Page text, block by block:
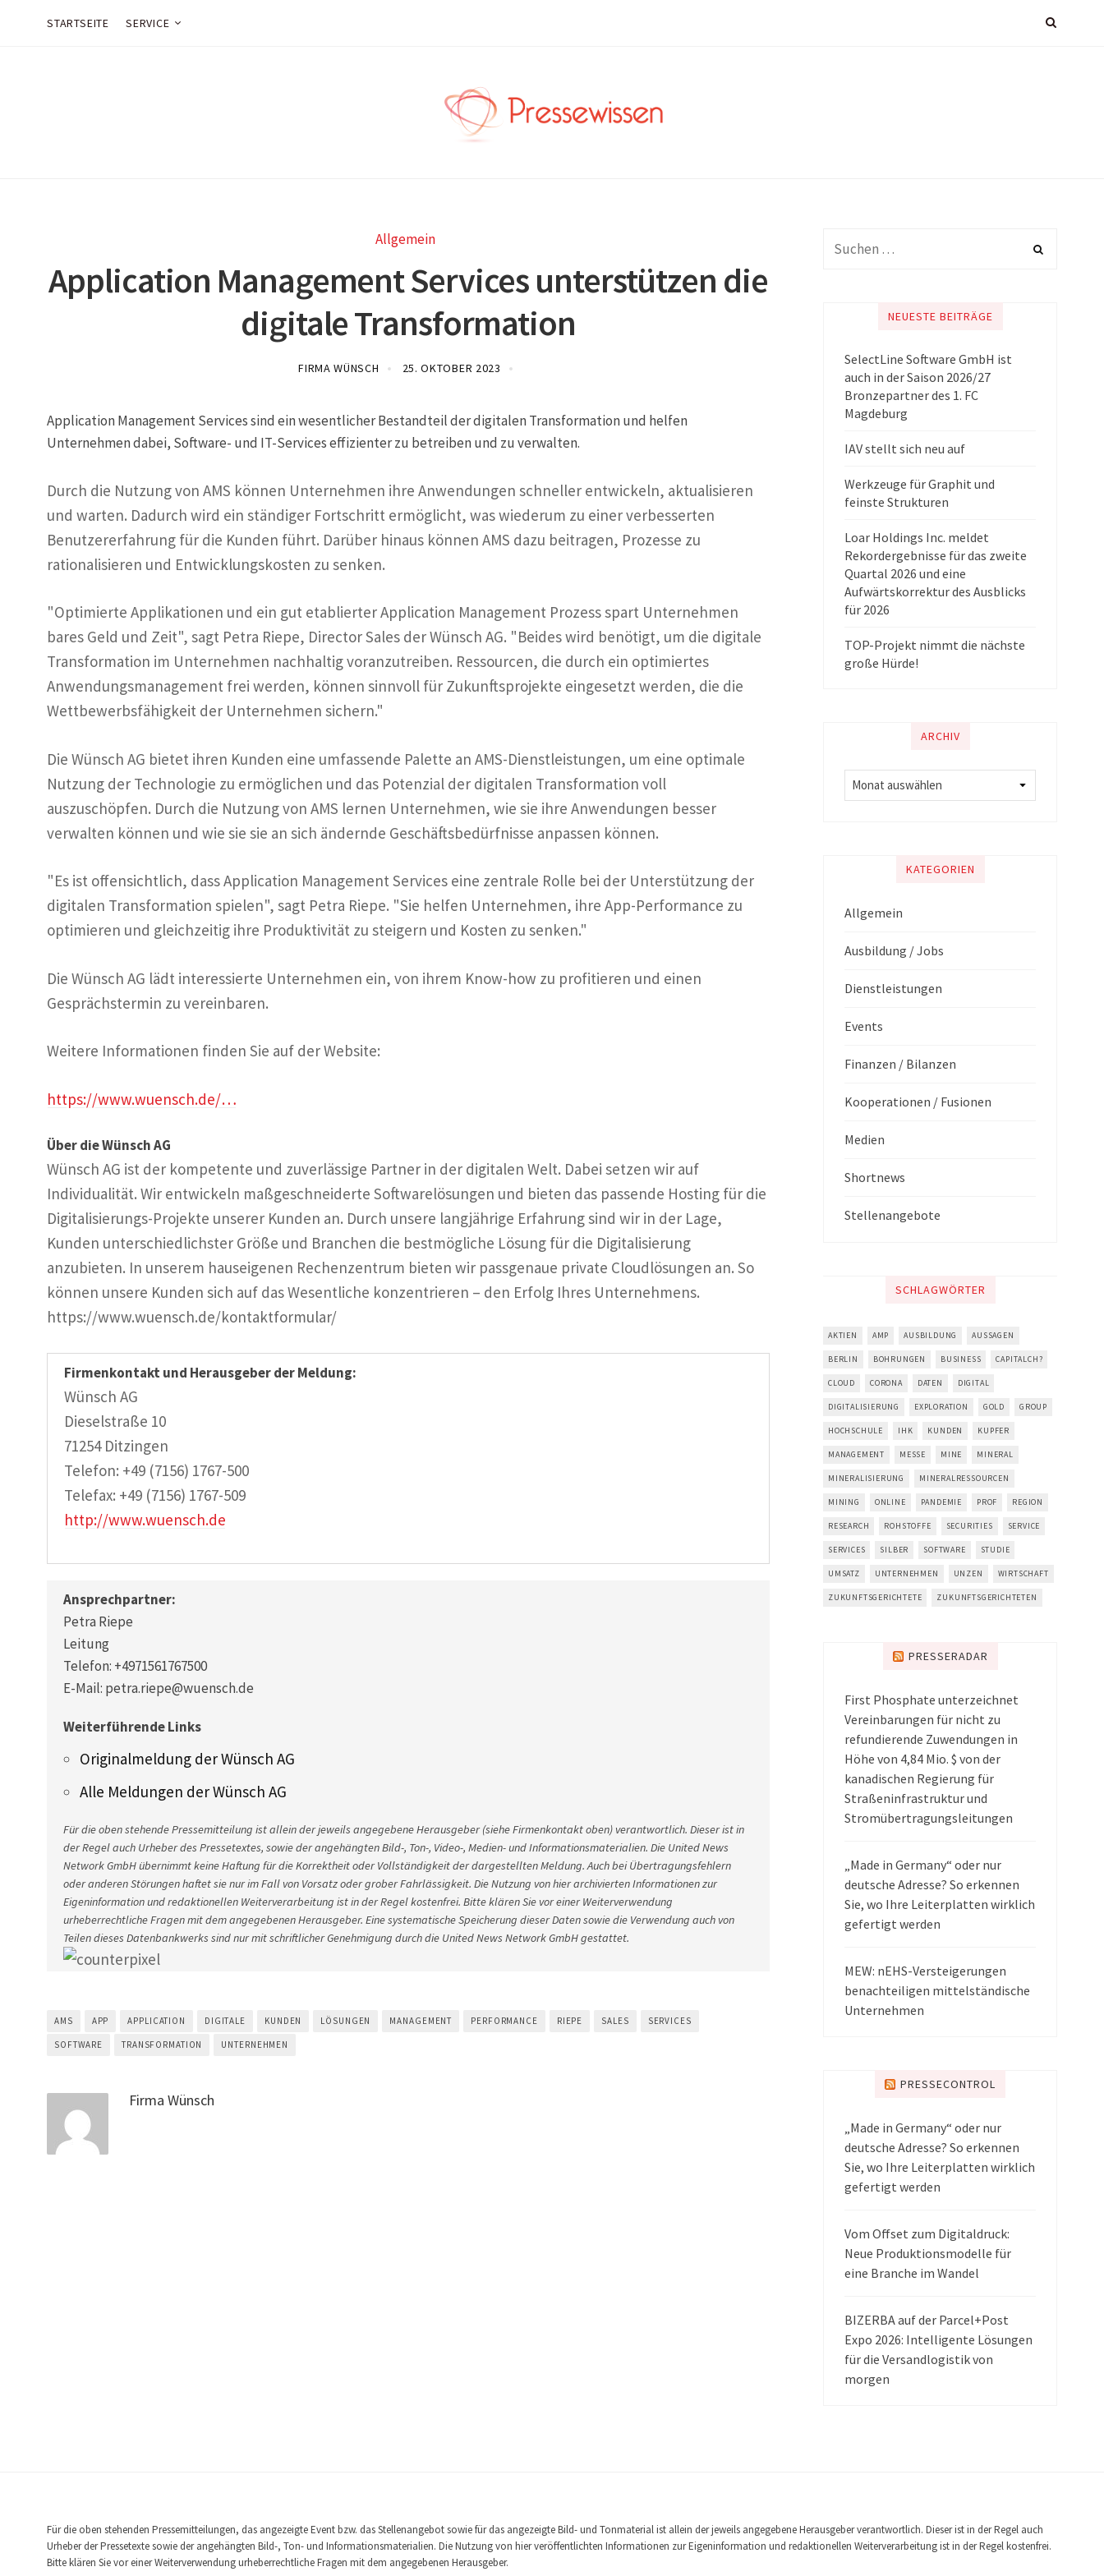
STARTSEITE SERVICE
Allgemein
Application Management Services unterstützen die
digitale Transformation
FIRMA WÜNSCH 25. OKTOBER 2023
Application Management Services sind ein wesentlicher Bestandteil der digitalen Transformation und helfen
Unternehmen dabei, Software- und IT-Services effizienter zu betreiben und zu verwalten.
Durch die Nutzung von AMS können Unternehmen ihre Anwendungen schneller entwickeln, aktualisieren
und warten. Dadurch wird ein ständiger Fortschritt ermöglicht, was wiederum zu einer verbesserten
Benutzererfahrung für die Kunden führt. Darüber hinaus können AMS dazu beitragen, Prozesse zu
rationalisieren und Entwicklungskosten zu senken.
"Optimierte Applikationen und ein gut etablierter Application Management Prozess spart Unternehmen
bares Geld und Zeit", sagt Petra Riepe, Director Sales der Wünsch AG. "Beides wird benötigt, um die digitale
Transformation im Unternehmen nachhaltig voranzutreiben. Ressourcen, die durch ein optimiertes
Anwendungsmanagement frei werden, können sinnvoll für Zukunftsprojekte eingesetzt werden, die die
Wettbewerbsfähigkeit der Unternehmen sichern."
Die Wünsch AG bietet ihren Kunden eine umfassende Palette an AMS-Dienstleistungen, um eine optimale
Nutzung der Technologie zu ermöglichen und das Potenzial der digitalen Transformation voll
auszuschöpfen. Durch die Nutzung von AMS lernen Unternehmen, wie sie ihre Anwendungen besser
verwalten können und wie sie sie an sich ändernde Geschäftsbedürfnisse anpassen können.
"Es ist offensichtlich, dass Application Management Services eine zentrale Rolle bei der Unterstützung der
digitalen Transformation spielen", sagt Petra Riepe. "Sie helfen Unternehmen, ihre App-Performance zu
optimieren und gleichzeitig ihre Produktivität zu steigern und Kosten zu senken."
Die Wünsch AG lädt interessierte Unternehmen ein, von ihrem Know-how zu profitieren und einen
Gesprächstermin zu vereinbaren.
Weitere Informationen finden Sie auf der Website:
https://www.wuensch.de/…
Über die Wünsch AG
Wünsch AG ist der kompetente und zuverlässige Partner in der digitalen Welt. Dabei setzen wir auf
Individualität. Wir entwickeln maßgeschneiderte Softwarelösungen und bieten das passende Hosting für die
Digitalisierungs-Projekte unserer Kunden an. Durch unsere langjährige Erfahrung sind wir in der Lage,
Kunden unterschiedlichster Größe und Branchen die bestmögliche Lösung für die Digitalisierung
anzubieten. In unserem hauseigenen Rechenzentrum bieten wir passgenaue private Cloudlösungen an. So
können unsere Kunden sich auf das Wesentliche konzentrieren – den Erfolg Ihres Unternehmens.
https://www.wuensch.de/kontaktformular/
Firmenkontakt und Herausgeber der Meldung:
Wünsch AG
Dieselstraße 10
71254 Ditzingen
Telefon: +49 (7156) 1767-500
Telefax: +49 (7156) 1767-509
http://www.wuensch.de
Ansprechpartner:
Petra Riepe
Leitung
Telefon: +4971561767500
E-Mail: petra.riepe@wuensch.de
Weiterführende Links
Originalmeldung der Wünsch AG
Alle Meldungen der Wünsch AG
Für die oben stehende Pressemitteilung ist allein der jeweils angegebene Herausgeber (siehe Firmenkontakt oben) verantwortlich. Dieser ist in
der Regel auch Urheber des Pressetextes, sowie der angehängten Bild-, Ton-, Video-, Medien- und Informationsmaterialien. Die United News
Network GmbH übernimmt keine Haftung für die Korrektheit oder Vollständigkeit der dargestellten Meldung. Auch bei Übertragungsfehlern
oder anderen Störungen haftet sie nur im Fall von Vorsatz oder grober Fahrlässigkeit. Die Nutzung von hier archivierten Informationen zur
Eigeninformation und redaktionellen Weiterverarbeitung ist in der Regel kostenfrei. Bitte klären Sie vor einer Weiterverwendung
urheberrechtliche Fragen mit dem angegebenen Herausgeber. Eine systematische Speicherung dieser Daten sowie die Verwendung auch von
Teilen dieses Datenbankwerks sind nur mit schriftlicher Genehmigung durch die United News Network GmbH gestattet.
AMS APP APPLICATION DIGITALE KUNDEN LÖSUNGEN MANAGEMENT PERFORMANCE RIEPE SALES SERVICES
SOFTWARE TRANSFORMATION UNTERNEHMEN
Firma Wünsch
NEUESTE BEITRÄGE
SelectLine Software GmbH ist
auch in der Saison 2026/27
Bronzepartner des 1. FC
Magdeburg
IAV stellt sich neu auf
Werkzeuge für Graphit und
feinste Strukturen
Loar Holdings Inc. meldet
Rekordergebnisse für das zweite
Quartal 2026 und eine
Aufwärtskorrektur des Ausblicks
für 2026
TOP-Projekt nimmt die nächste
große Hürde!
ARCHIV
KATEGORIEN
Allgemein
Ausbildung / Jobs
Dienstleistungen
Events
Finanzen / Bilanzen
Kooperationen / Fusionen
Medien
Shortnews
Stellenangebote
SCHLAGWÖRTER
AKTIEN AMP AUSBILDUNG AUSSAGEN
BERLIN BOHRUNGEN BUSINESS CAPITALCH?
CLOUD CORONA DATEN DIGITAL
DIGITALISIERUNG EXPLORATION GOLD GROUP
HOCHSCHULE IHK KUNDEN KUPFER
MANAGEMENT MESSE MINE MINERAL
MINERALISIERUNG MINERALRESSOURCEN
MINING ONLINE PANDEMIE PROF REGION
RESEARCH ROHSTOFFE SECURITIES SERVICE
SERVICES SILBER SOFTWARE STUDIE
UMSATZ UNTERNEHMEN UNZEN WIRTSCHAFT
ZUKUNFTSGERICHTETE ZUKUNFTSGERICHTETEN
PRESSERADAR
First Phosphate unterzeichnet
Vereinbarungen für nicht zu
refundierende Zuwendungen in
Höhe von 4,84 Mio. $ von der
kanadischen Regierung für
Straßeninfrastruktur und
Stromübertragungsleitungen
„Made in Germany“ oder nur
deutsche Adresse? So erkennen
Sie, wo Ihre Leiterplatten wirklich
gefertigt werden
MEW: nEHS-Versteigerungen
benachteiligen mittelständische
Unternehmen
PRESSECONTROL
„Made in Germany“ oder nur
deutsche Adresse? So erkennen
Sie, wo Ihre Leiterplatten wirklich
gefertigt werden
Vom Offset zum Digitaldruck:
Neue Produktionsmodelle für
eine Branche im Wandel
BIZERBA auf der Parcel+Post
Expo 2026: Intelligente Lösungen
für die Versandlogistik von
morgen
Für die oben stehenden Pressemitteilungen, das angezeigte Event bzw. das Stellenangebot sowie für das angezeigte Bild- und Tonmaterial ist allein der jeweils angegebene Herausgeber verantwortlich. Dieser ist in der Regel auch
Urheber der Pressetexte sowie der angehängten Bild-, Ton- und Informationsmaterialien. Die Nutzung von hier veröffentlichten Informationen zur Eigeninformation und redaktionellen Weiterverarbeitung ist in der Regel kostenfrei.
Bitte klären Sie vor einer Weiterverwendung urheberrechtliche Fragen mit dem angegebenen Herausgeber.